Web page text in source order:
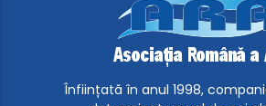
Înființată în anul 1998,